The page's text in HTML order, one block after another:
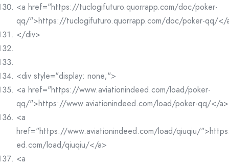
<a href="https://tuclogifuturo.quorrapp.com/doc/poker-
qq/">https://tuclogifuturo.quorrapp.com/doc/poker-qq/</
</div>
<div style="display: none;">
<a href="https://www.aviationindeed.com/load/poker-
qq/">https://www.aviationindeed.com/load/poker-qq/</a>
<a
href="https://www.aviationindeed.com/load/qiuqiu/
ed.com/load/qiuqiu/</a>
<a